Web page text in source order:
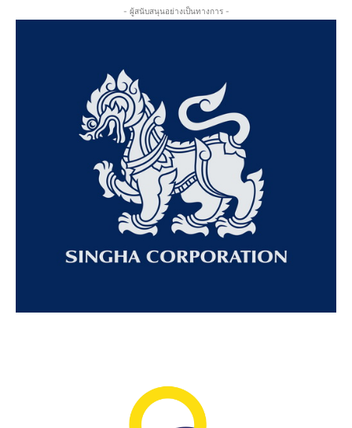
- ผู้สนับสนุนอย่างเป็นทางการ -